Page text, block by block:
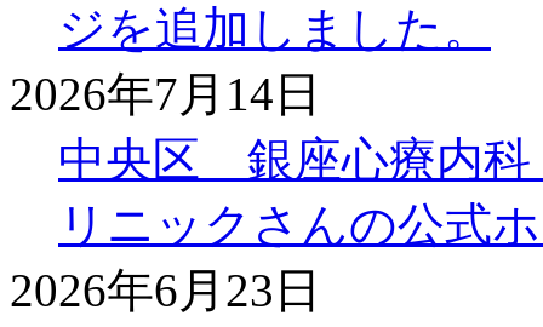
ジを追加しました。
2026年7月14日
中央区 銀座心療内科
リニックさんの公式
2026年6月23日